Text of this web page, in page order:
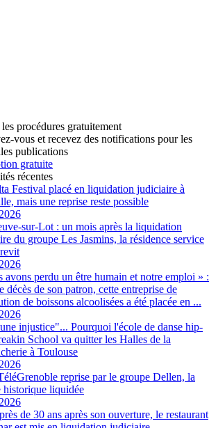
procédures gratuitement
vous et recevez des notifications pour les
publications
gratuite
récentes
Festival placé en liquidation judiciaire à
mais une reprise reste possible
sur-Lot : un mois après la liquidation
du groupe Les Jasmins, la résidence service
avons perdu un être humain et notre emploi » :
décès de son patron, cette entreprise de
de boissons alcoolisées a été placée en ...
injustice"... Pourquoi l'école de danse hip-
School va quitter les Halles de la
à Toulouse
reprise par le groupe Dellen, la
historique liquidée
de 30 ans après son ouverture, le restaurant